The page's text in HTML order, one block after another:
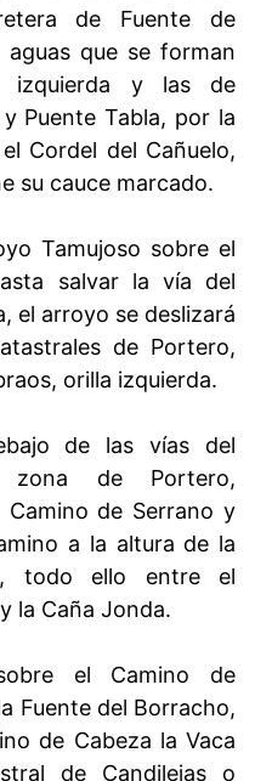
de Fuente de
que se forman
y las de
Puente Tabla, por la
Cordel del Cañuelo,
su cauce marcado.
Tamujoso sobre el
salvar la vía del
el arroyo se deslizará
de Portero,
orilla izquierda.
de las vías del
de Portero,
Camino de Serrano y
a la altura de la
todo ello entre el
la Caña Jonda.
el Camino de
Fuente del Borracho,
de Cabeza la Vaca
de Candilejas o